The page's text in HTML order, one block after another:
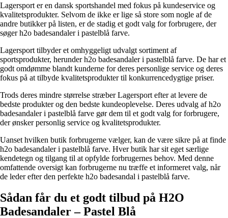
Lagersport er en dansk sportshandel med fokus på kundeservice og
kvalitetsprodukter. Selvom de ikke er lige så store som nogle af de
andre butikker på listen, er de stadig et godt valg for forbrugere, der
søger h2o badesandaler i pastelblå farve.
Lagersport tilbyder et omhyggeligt udvalgt sortiment af
sportsprodukter, herunder h2o badesandaler i pastelblå farve. De har et
godt omdømme blandt kunderne for deres personlige service og deres
fokus på at tilbyde kvalitetsprodukter til konkurrencedygtige priser.
Trods deres mindre størrelse stræber Lagersport efter at levere de
bedste produkter og den bedste kundeoplevelse. Deres udvalg af h2o
badesandaler i pastelblå farve gør dem til et godt valg for forbrugere,
der ønsker personlig service og kvalitetsprodukter.
Uanset hvilken butik forbrugerne vælger, kan de være sikre på at finde
h2o badesandaler i pastelblå farve. Hver butik har sit eget særlige
kendetegn og tilgang til at opfylde forbrugernes behov. Med denne
omfattende oversigt kan forbrugerne nu træffe et informeret valg, når
de leder efter den perfekte h2o badesandal i pastelblå farve.
Sådan får du et godt tilbud på H2O
Badesandaler – Pastel Blå